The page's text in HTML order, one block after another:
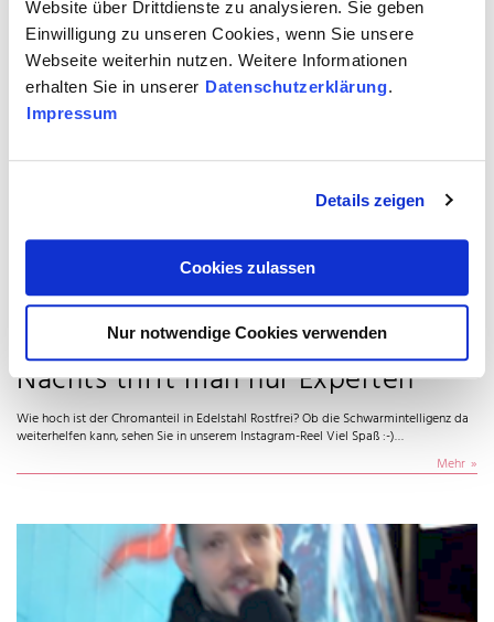
Website über Drittdienste zu analysieren. Sie geben
Einwilligung zu unseren Cookies, wenn Sie unsere
Webseite weiterhin nutzen. Weitere Informationen
erhalten Sie in unserer Datenschutzerklärung.
Impressum
Details zeigen
Cookies zulassen
Nur notwendige Cookies verwenden
Ethanol - Interessiert Edelstahl nicht😌🔩 Keine Korrosion. Keine Reaktion. Kein
Einfluss auf Geschmack oder Geruch ✨ Darum Standard in Brauereien &…
Nachts trifft man nur Experten
Wie hoch ist der Chromanteil in Edelstahl Rostfrei? Ob die Schwarmintelligenz da
weiterhelfen kann, sehen Sie in unserem Instagram-Reel Viel Spaß :-)…
Mehr